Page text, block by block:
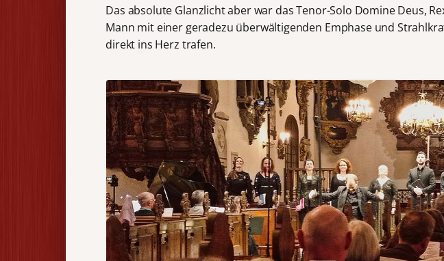
Das absolute Glanzlicht aber war das Tenor-Solo Domine Deus,
Mann mit einer geradezu überwältigenden Emphase und
direkt ins Herz trafen.